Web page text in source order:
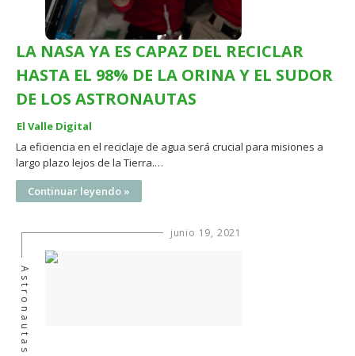
LA NASA YA ES CAPAZ DEL RECICLAR
HASTA EL 98% DE LA ORINA Y EL SUDOR
DE LOS ASTRONAUTAS
El Valle Digital
La eficiencia en el reciclaje de agua será crucial para misiones a
largo plazo lejos de la Tierra.…
Continuar leyendo »
junio 19, 2021
Astronautas